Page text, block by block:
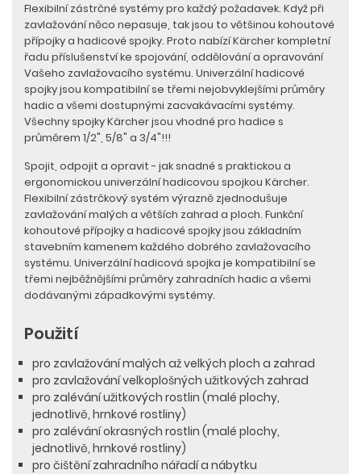
Flexibilní zástrčné systémy pro každý požadavek. Když při
zavlažování něco nepasuje, tak jsou to většinou kohoutové
přípojky a hadicové spojky. Proto nabízí Kärcher kompletní
řadu příslušenství ke spojování, oddělování a opravování
Vašeho zavlažovacího systému. Univerzální hadicové
spojky jsou kompatibilní se třemi nejobvyklejšími průměry
hadic a všemi dostupnými zacvakávacími systémy.
Všechny spojky Kärcher jsou vhodné pro hadice s
průměrem 1/2", 5/8" a 3/4"!!!
Spojit, odpojit a opravit - jak snadné s praktickou a
ergonomickou univerzální hadicovou spojkou Kärcher.
Flexibilní zástrčkový systém výrazně zjednodušuje
zavlažování malých a větších zahrad a ploch. Funkční
kohoutové přípojky a hadicové spojky jsou základním
stavebním kamenem každého dobrého zavlažovacího
systému. Univerzální hadicová spojka je kompatibilní se
třemi nejběžnějšími průměry zahradních hadic a všemi
dodávanými západkovými systémy.
Použití
pro zavlažování malých až velkých ploch a zahrad
pro zavlažování velkoplošných užitkových zahrad
pro zalévání užitkových rostlin (malé plochy,
jednotlivě, hrnkové rostliny)
pro zalévání okrasných rostlin (malé plochy,
jednotlivě, hrnkové rostliny)
pro čištění zahradního nářadí a nábytku